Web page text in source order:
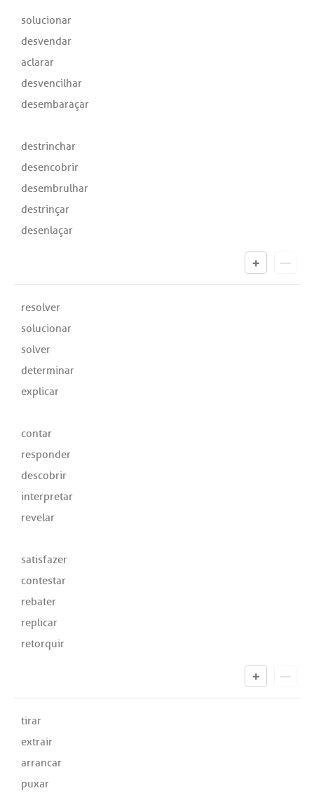
solucionar
desvendar
aclarar
desvencilhar
desembaraçar
destrinchar
desencobrir
desembrulhar
destrinçar
desenlaçar
resolver
solucionar
solver
determinar
explicar
contar
responder
descobrir
interpretar
revelar
satisfazer
contestar
rebater
replicar
retorquir
tirar
extrair
arrancar
puxar